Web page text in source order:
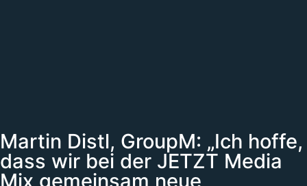
Martin Distl, GroupM: „Ich hoffe,
dass wir bei der JETZT Media
Mix gemeinsam neue